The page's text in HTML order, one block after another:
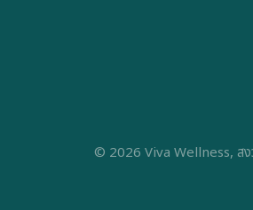
© 2026 Viva Wellness, สง